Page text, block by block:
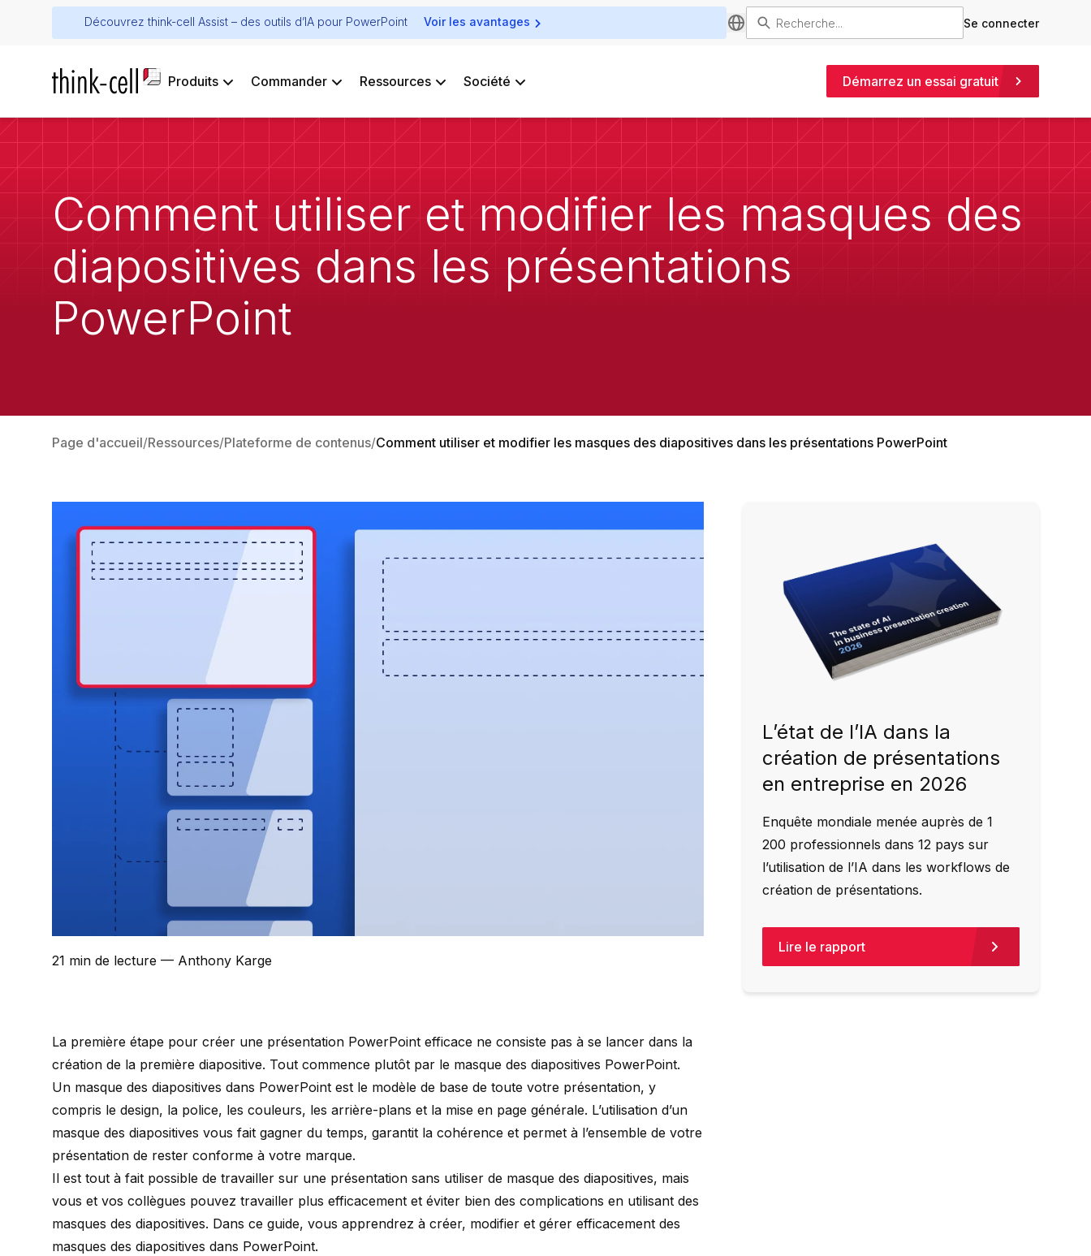
Découvrez think-cell Assist – des outils d’IA pour PowerPoint Voir les avantages Se connecter
Produits Commander Ressources Société Démarrez un essai gratuit
Comment utiliser et modifier les masques des
diapositives dans les présentations
PowerPoint
Page d'accueil Ressources Plateforme de contenus Comment utiliser et modifier les masques des diapositives dans les présentations PowerPoint
21 min de lecture — Anthony Karge
La première étape pour créer une présentation PowerPoint efficace ne consiste pas à se lancer dans la
création de la première diapositive. Tout commence plutôt par le masque des diapositives PowerPoint.
Un masque des diapositives dans PowerPoint est le modèle de base de toute votre présentation, y
compris le design, la police, les couleurs, les arrière-plans et la mise en page générale. L’utilisation d’un
masque des diapositives vous fait gagner du temps, garantit la cohérence et permet à l’ensemble de votre
présentation de rester conforme à votre marque.
Il est tout à fait possible de travailler sur une présentation sans utiliser de masque des diapositives, mais
vous et vos collègues pouvez travailler plus efficacement et éviter bien des complications en utilisant des
masques des diapositives. Dans ce guide, vous apprendrez à créer, modifier et gérer efficacement des
masques des diapositives dans PowerPoint.
L’état de l’IA dans la
création de présentations
en entreprise en 2026
Enquête mondiale menée auprès de 1
200 professionnels dans 12 pays sur
l’utilisation de l’IA dans les workflows de
création de présentations.
Lire le rapport